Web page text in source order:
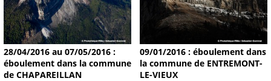
28/04/2016 au 07/05/2016 :
éboulement dans la commune
de CHAPAREILLAN
09/01/2016 : éboulement dans
la commune de ENTREMONT-
LE-VIEUX